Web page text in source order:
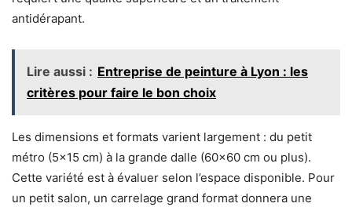
antidérapant.
Lire aussi : Entreprise de peinture à Lyon : les
critères pour faire le bon choix
Les dimensions et formats varient largement : du petit
métro (5×15 cm) à la grande dalle (60×60 cm ou plus).
Cette variété est à évaluer selon l’espace disponible. Pour
un petit salon, un carrelage grand format donnera une